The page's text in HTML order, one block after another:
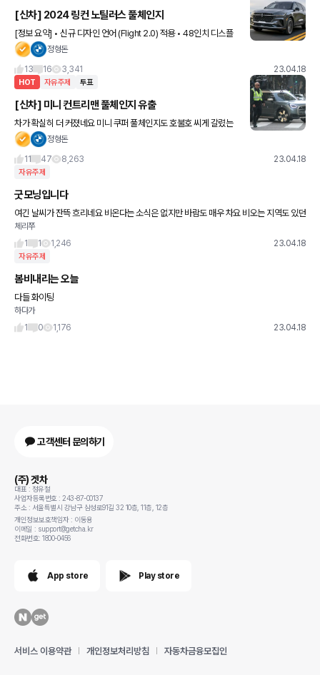
[신차] 2024 링컨 노틸러스 풀체인지
[정보 요약] • 신규 디자인 언어 (Flight 2.0) 적용 • 48인치 디스플
레이 중심의 인테리어 • 5G 데이터 연결 • 기존의 V6 엔진 단종 • 1
정형돈
13
16 3,341 23.04.18
HOT 자유주제 투표
[신차] 미니 컨트리맨 풀체인지 유출
차가 확실히 더 커졌네요 미니 쿠퍼 풀체인지도 호불호 씨게 갈렸는
데 컨트리맨도 호불호좀 갈릴듯요.. 저는 별로네요 ㅠㅠ 현행이 더 예
정형돈
11
47 8,263 23.04.18
자유주제
굿모닝입니다
여긴 날씨가 잔뜩 흐리네요 비온다는 소식은 없지만 바람도 매우 차요 비오는 지역도 있던
데 모두 안전운전 하시고 감기도 조심하세요 즐거운 하루 되세요~~
체리쭈
1
1 1,246 23.04.18
자유주제
봄비내리는 오늘
다들 화이팅
하다가
1
0 1,176 23.04.18
고객센터 문의하기
(주) 겟차
대표 : 정유철
사업자등록번호 : 243-87-00137
주소 : 서울특별시 강남구 삼성로91길 32 10층, 11층, 12층
개인정보보호책임자 : 이동용
이메일 : support@getcha.kr
전화번호: 1800-0456
App store Play store
서비스 이용약관 개인정보처리방침 자동차금융모집인